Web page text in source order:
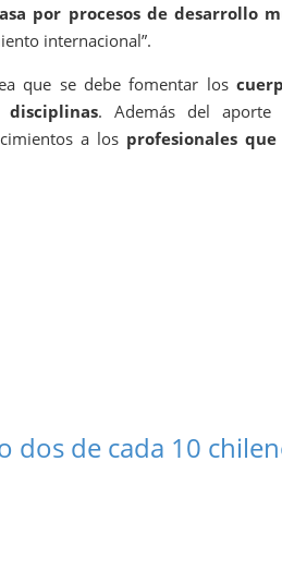
por procesos de desarrollo
internacional”.
que se debe fomentar los
. Además del aporte
a los profesionales que
dos de cada 10